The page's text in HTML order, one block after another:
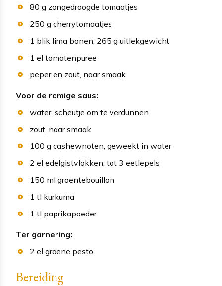
80 g zongedroogde tomaatjes
250 g cherrytomaatjes
1 blik lima bonen, 265 g uitlekgewicht
1 el tomatenpuree
peper en zout, naar smaak
Voor de romige saus:
water, scheutje om te verdunnen
zout, naar smaak
100 g cashewnoten, geweekt in water
2 el edelgistvlokken, tot 3 eetlepels
150 ml groentebouillon
1 tl kurkuma
1 tl paprikapoeder
Ter garnering:
2 el groene pesto
Bereiding